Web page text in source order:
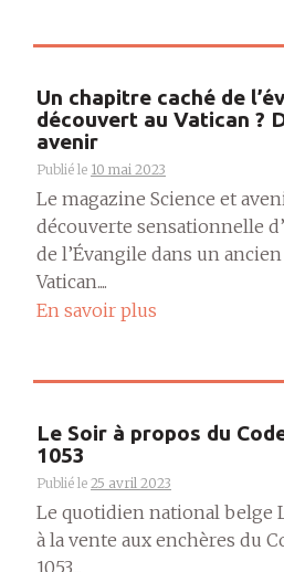
Un chapitre caché de
découvert au Vatican ?
avenir
Publié le 10 mai 2023
Le magazine Science et
découverte sensationnelle
de l’Évangile dans un
Vatican....
En savoir plus
Le Soir à propos du
1053
Publié le 25 avril 2023
Le quotidien national belge
à la vente aux enchères du